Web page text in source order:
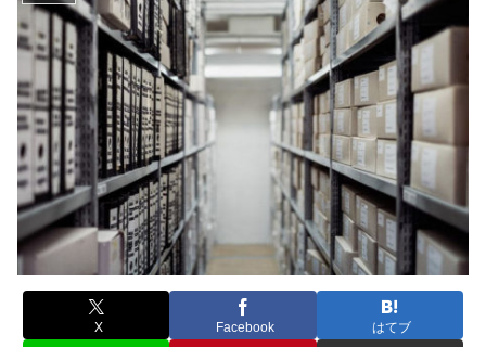
X Facebook はてブ